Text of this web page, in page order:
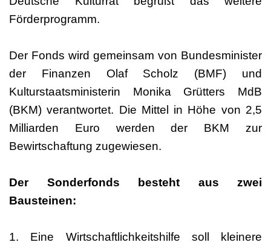
Förderprogramm.
Der Fonds wird gemeinsam von Bundesminister
der Finanzen Olaf Scholz (BMF) und
Kulturstaatsministerin Monika Grütters MdB
(BKM) verantwortet. Die Mittel in Höhe von 2,5
Milliarden Euro werden der BKM zur
Bewirtschaftung zugewiesen.
Der Sonderfonds besteht aus zwei
Bausteinen:
1. Eine Wirtschaftlichkeitshilfe soll kleinere